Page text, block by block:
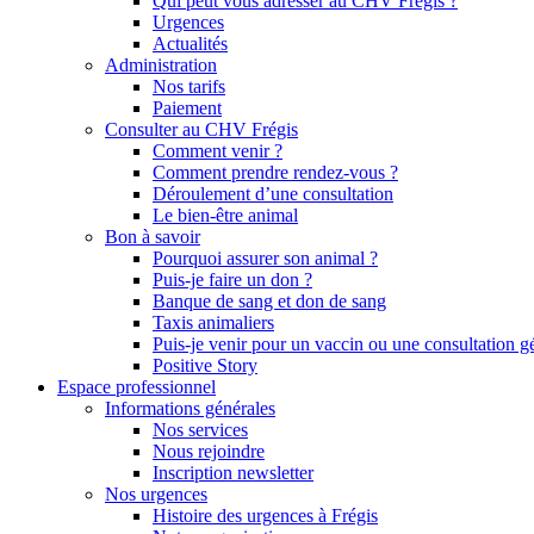
Urgences
Actualités
Administration
Nos tarifs
Paiement
Consulter au CHV Frégis
Comment venir ?
Comment prendre rendez-vous ?
Déroulement d’une consultation
Le bien-être animal
Bon à savoir
Pourquoi assurer son animal ?
Puis-je faire un don ?
Banque de sang et don de sang
Taxis animaliers
Puis-je venir pour un vaccin ou une consultation
Positive Story
Espace professionnel
Informations générales
Nos services
Nous rejoindre
Inscription newsletter
Nos urgences
Histoire des urgences à Frégis